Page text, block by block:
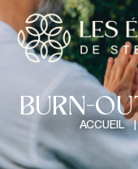
BURN-
ACCUEIL